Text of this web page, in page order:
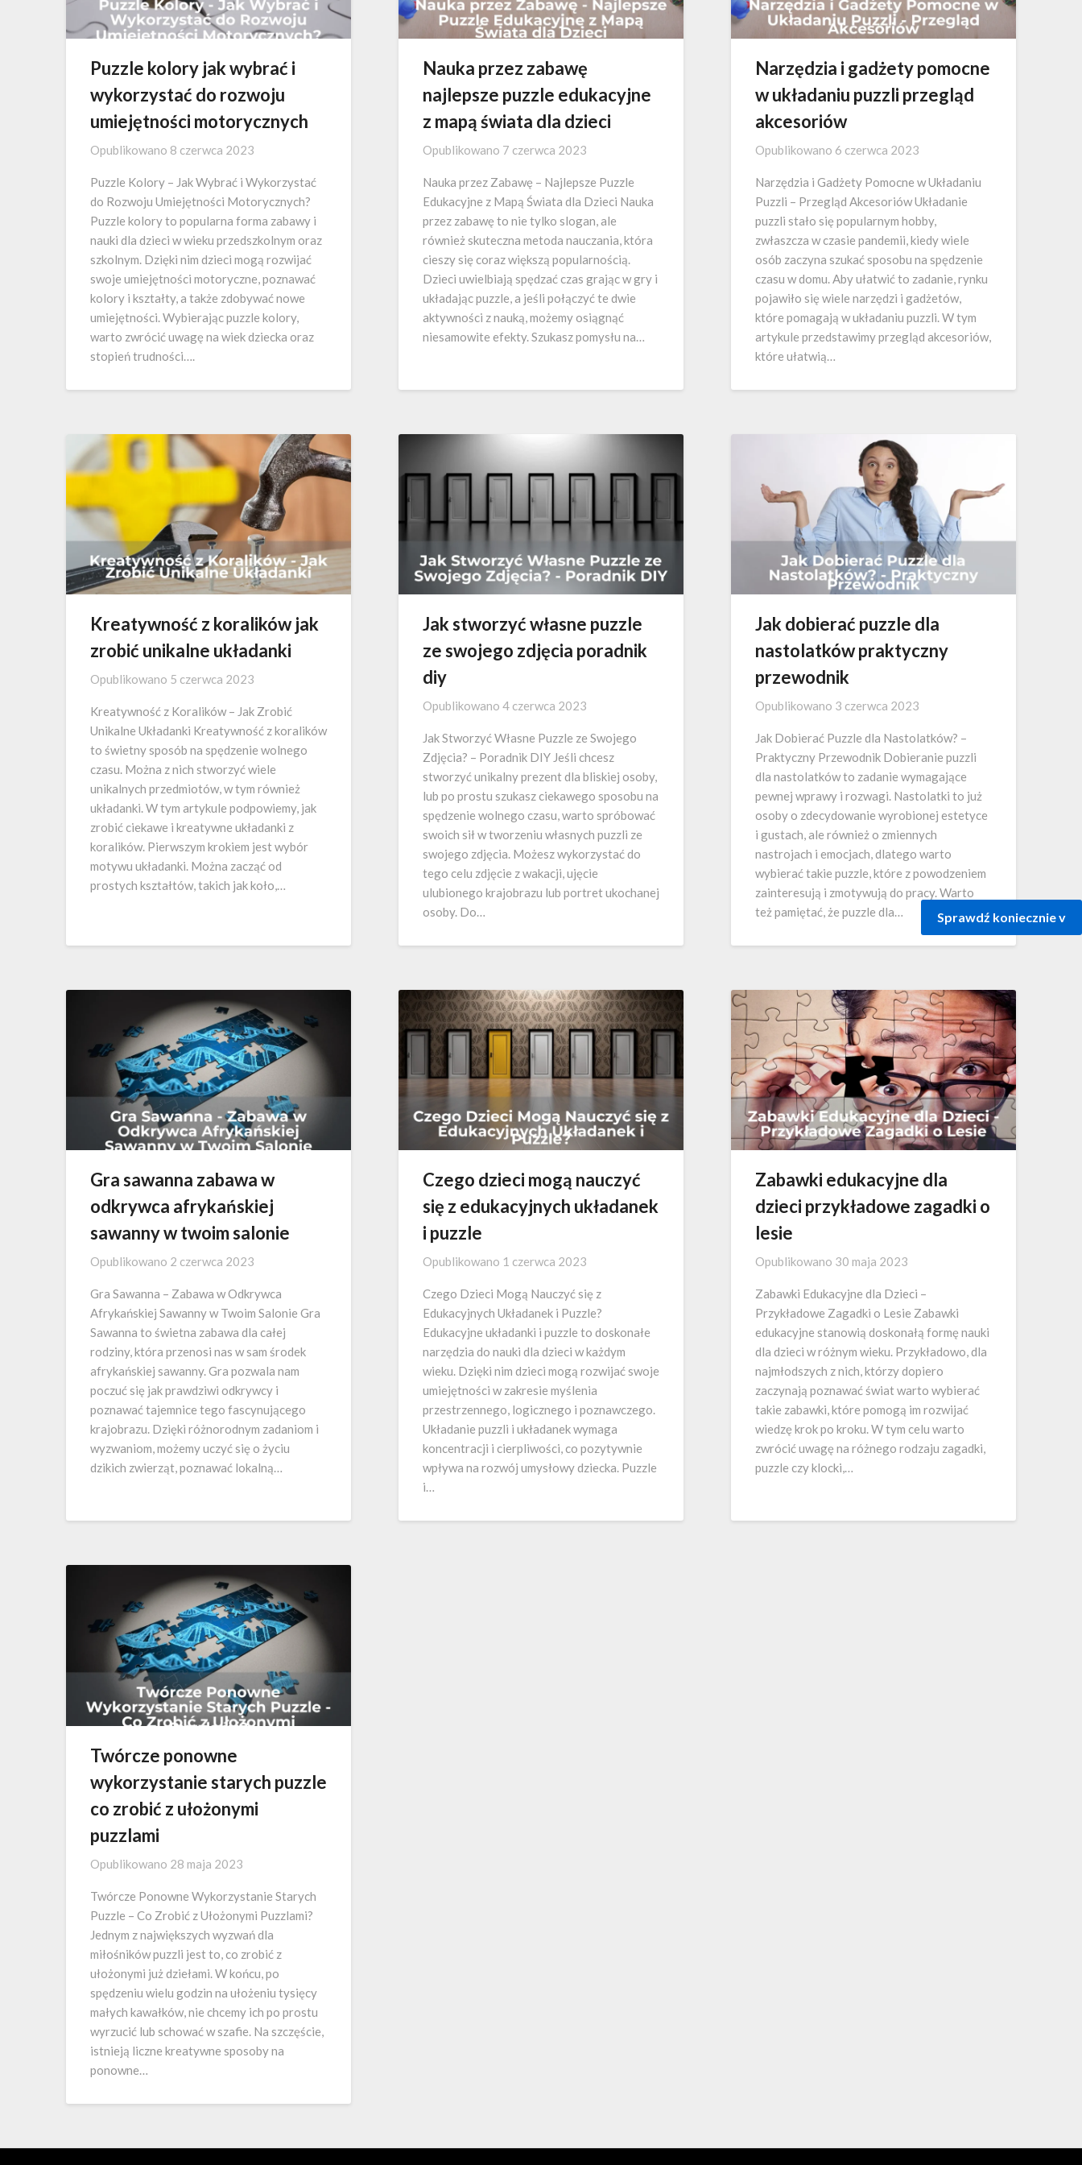
Sprawdź koniecznie v
Puzzle kolory jak wybrać i
wykorzystać do rozwoju
umiejętności motorycznych
Opublikowano 8 czerwca 2023
Puzzle Kolory – Jak Wybrać i Wykorzystać
do Rozwoju Umiejętności Motorycznych?
Puzzle kolory to popularna forma zabawy i
nauki dla dzieci w wieku przedszkolnym oraz
szkolnym. Dzięki nim dzieci mogą rozwijać
swoje umiejętności motoryczne, poznawać
kolory i kształty, a także zdobywać nowe
umiejętności. Wybierając puzzle kolory,
warto zwrócić uwagę na wiek dziecka oraz
stopień trudności….
Nauka przez zabawę
najlepsze puzzle edukacyjne
z mapą świata dla dzieci
Opublikowano 7 czerwca 2023
Nauka przez Zabawę – Najlepsze Puzzle
Edukacyjne z Mapą Świata dla Dzieci Nauka
przez zabawę to nie tylko slogan, ale
również skuteczna metoda nauczania, która
cieszy się coraz większą popularnością.
Dzieci uwielbiają spędzać czas grając w gry i
układając puzzle, a jeśli połączyć te dwie
aktywności z nauką, możemy osiągnąć
niesamowite efekty. Szukasz pomysłu na…
Narzędzia i gadżety pomocne
w układaniu puzzli przegląd
akcesoriów
Opublikowano 6 czerwca 2023
Narzędzia i Gadżety Pomocne w Układaniu
Puzzli – Przegląd Akcesoriów Układanie
puzzli stało się popularnym hobby,
zwłaszcza w czasie pandemii, kiedy wiele
osób zaczyna szukać sposobu na spędzenie
czasu w domu. Aby ułatwić to zadanie, rynku
pojawiło się wiele narzędzi i gadżetów,
które pomagają w układaniu puzzli. W tym
artykule przedstawimy przegląd akcesoriów,
które ułatwią…
Kreatywność z koralików jak
zrobić unikalne układanki
Opublikowano 5 czerwca 2023
Kreatywność z Koralików – Jak Zrobić
Unikalne Układanki Kreatywność z koralików
to świetny sposób na spędzenie wolnego
czasu. Można z nich stworzyć wiele
unikalnych przedmiotów, w tym również
układanki. W tym artykule podpowiemy, jak
zrobić ciekawe i kreatywne układanki z
koralików. Pierwszym krokiem jest wybór
motywu układanki. Można zacząć od
prostych kształtów, takich jak koło,…
Jak stworzyć własne puzzle
ze swojego zdjęcia poradnik
diy
Opublikowano 4 czerwca 2023
Jak Stworzyć Własne Puzzle ze Swojego
Zdjęcia? – Poradnik DIY Jeśli chcesz
stworzyć unikalny prezent dla bliskiej osoby,
lub po prostu szukasz ciekawego sposobu na
spędzenie wolnego czasu, warto spróbować
swoich sił w tworzeniu własnych puzzli ze
swojego zdjęcia. Możesz wykorzystać do
tego celu zdjęcie z wakacji, ujęcie
ulubionego krajobrazu lub portret ukochanej
osoby. Do…
Jak dobierać puzzle dla
nastolatków praktyczny
przewodnik
Opublikowano 3 czerwca 2023
Jak Dobierać Puzzle dla Nastolatków? –
Praktyczny Przewodnik Dobieranie puzzli
dla nastolatków to zadanie wymagające
pewnej wprawy i rozwagi. Nastolatki to już
osoby o zdecydowanie wyrobionej estetyce
i gustach, ale również o zmiennych
nastrojach i emocjach, dlatego warto
wybierać takie puzzle, które z powodzeniem
zainteresują i zmotywują do pracy. Warto
też pamiętać, że puzzle dla…
Gra sawanna zabawa w
odkrywca afrykańskiej
sawanny w twoim salonie
Opublikowano 2 czerwca 2023
Gra Sawanna – Zabawa w Odkrywca
Afrykańskiej Sawanny w Twoim Salonie Gra
Sawanna to świetna zabawa dla całej
rodziny, która przenosi nas w sam środek
afrykańskiej sawanny. Gra pozwala nam
poczuć się jak prawdziwi odkrywcy i
poznawać tajemnice tego fascynującego
krajobrazu. Dzięki różnorodnym zadaniom i
wyzwaniom, możemy uczyć się o życiu
dzikich zwierząt, poznawać lokalną…
Czego dzieci mogą nauczyć
się z edukacyjnych układanek
i puzzle
Opublikowano 1 czerwca 2023
Czego Dzieci Mogą Nauczyć się z
Edukacyjnych Układanek i Puzzle?
Edukacyjne układanki i puzzle to doskonałe
narzędzia do nauki dla dzieci w każdym
wieku. Dzięki nim dzieci mogą rozwijać swoje
umiejętności w zakresie myślenia
przestrzennego, logicznego i poznawczego.
Układanie puzzli i układanek wymaga
koncentracji i cierpliwości, co pozytywnie
wpływa na rozwój umysłowy dziecka. Puzzle
i…
Zabawki edukacyjne dla
dzieci przykładowe zagadki o
lesie
Opublikowano 30 maja 2023
Zabawki Edukacyjne dla Dzieci –
Przykładowe Zagadki o Lesie Zabawki
edukacyjne stanowią doskonałą formę nauki
dla dzieci w różnym wieku. Przykładowo, dla
najmłodszych z nich, którzy dopiero
zaczynają poznawać świat warto wybierać
takie zabawki, które pomogą im rozwijać
wiedzę krok po kroku. W tym celu warto
zwrócić uwagę na różnego rodzaju zagadki,
puzzle czy klocki,…
Twórcze ponowne
wykorzystanie starych puzzle
co zrobić z ułożonymi
puzzlami
Opublikowano 28 maja 2023
Twórcze Ponowne Wykorzystanie Starych
Puzzle – Co Zrobić z Ułożonymi Puzzlami?
Jednym z największych wyzwań dla
miłośników puzzli jest to, co zrobić z
ułożonymi już dziełami. W końcu, po
spędzeniu wielu godzin na ułożeniu tysięcy
małych kawałków, nie chcemy ich po prostu
wyrzucić lub schować w szafie. Na szczęście,
istnieją liczne kreatywne sposoby na
ponowne…